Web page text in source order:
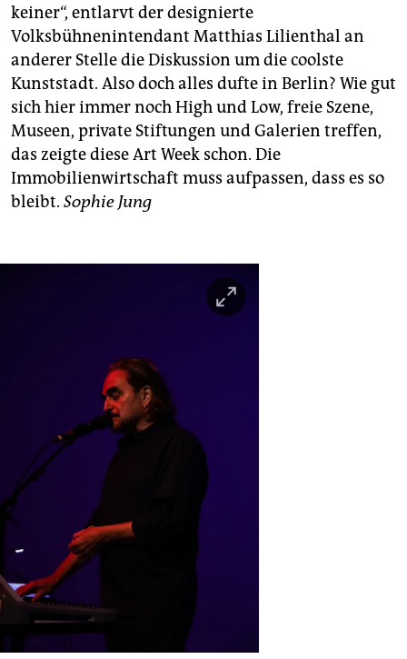
keiner“, entlarvt der designierte
Volksbühnenintendant Matthias Lilienthal an
anderer Stelle die Diskussion um die coolste
Kunststadt. Also doch alles dufte in Berlin? Wie gut
sich hier immer noch High und Low, freie Szene,
Museen, private Stiftungen und Galerien treffen,
das zeigte diese Art Week schon. Die
Immobilienwirtschaft muss aufpassen, dass es so
bleibt. Sophie Jung